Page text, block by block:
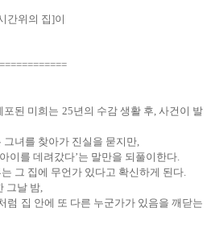
간위의 집]이
된 미희는 25년의 수감 생활 후, 사건이 발
녀를 찾아가 진실을 묻지만,
이를 데려갔다’는 말만을 되풀이한다.
그 집에 무언가 있다고 확신하게 된다.
그날 밤,
럼 집 안에 또 다른 누군가가 있음을 깨닫는